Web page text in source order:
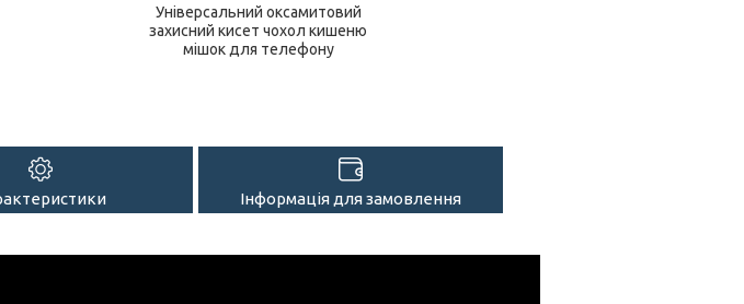
Універсальний оксамитовий
захисний кисет чохол кишеню
мішок для телефону
Інформація для замовлення